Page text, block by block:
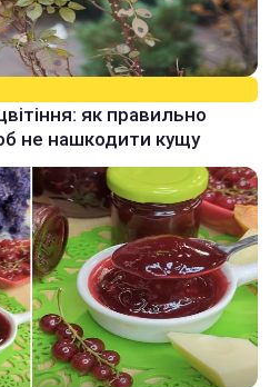
як правильно
не нашкодити кущу